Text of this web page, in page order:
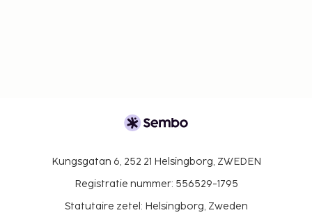
Kungsgatan 6, 252 21 Helsingborg, ZWEDEN
Registratie nummer: 556529-1795
Statutaire zetel: Helsingborg, Zweden